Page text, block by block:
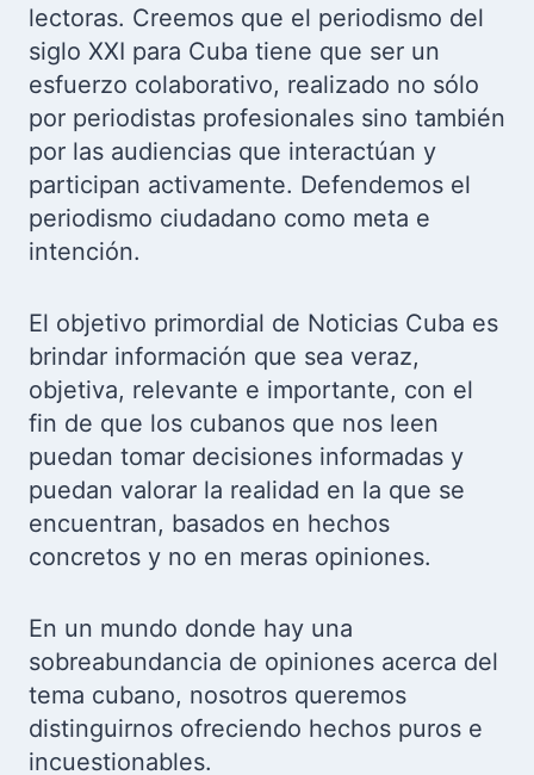
lectoras. Creemos que el periodismo del
siglo XXI para Cuba tiene que ser un
esfuerzo colaborativo, realizado no sólo
por periodistas profesionales sino también
por las audiencias que interactúan y
participan activamente. Defendemos el
periodismo ciudadano como meta e
intención.
El objetivo primordial de Noticias Cuba es
brindar información que sea veraz,
objetiva, relevante e importante, con el
fin de que los cubanos que nos leen
puedan tomar decisiones informadas y
puedan valorar la realidad en la que se
encuentran, basados en hechos
concretos y no en meras opiniones.
En un mundo donde hay una
sobreabundancia de opiniones acerca del
tema cubano, nosotros queremos
distinguirnos ofreciendo hechos puros e
incuestionables.